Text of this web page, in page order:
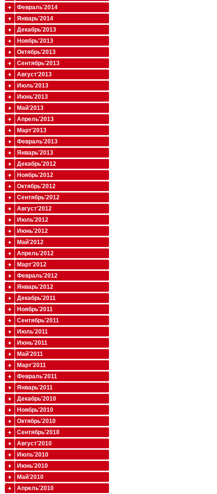
Февраль'2014
Январь'2014
Декабрь'2013
Ноябрь'2013
Октябрь'2013
Сентябрь'2013
Август'2013
Июль'2013
Июнь'2013
Май'2013
Апрель'2013
Март'2013
Февраль'2013
Январь'2013
Декабрь'2012
Ноябрь'2012
Октябрь'2012
Сентябрь'2012
Август'2012
Июль'2012
Июнь'2012
Май'2012
Апрель'2012
Март'2012
Февраль'2012
Январь'2012
Декабрь'2011
Ноябрь'2011
Сентябрь'2011
Июль'2011
Июнь'2011
Май'2011
Март'2011
Февраль'2011
Январь'2011
Декабрь'2010
Ноябрь'2010
Октябрь'2010
Сентябрь'2010
Август'2010
Июль'2010
Июнь'2010
Май'2010
Апрель'2010